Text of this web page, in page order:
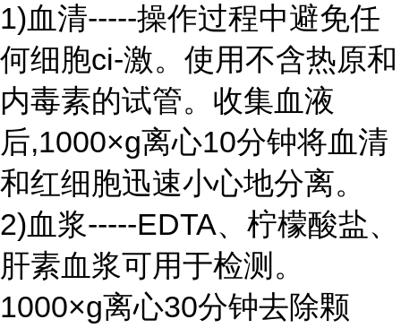
1)血清-----操作过程中避免任
何细胞ci-激。使用不含热原和
内毒素的试管。收集血液
后,1000×g离心10分钟将血清
和红细胞迅速小心地分离。
2)血浆-----EDTA、柠檬酸盐、
肝素血浆可用于检测。
1000×g离心30分钟去除颗